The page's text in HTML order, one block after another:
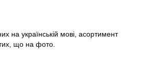
на українській мові, асортимент
що на фото.